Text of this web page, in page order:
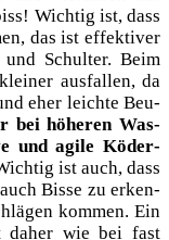
Wich­tig ist, dass
das ist effek­ti­ver
Schul­ter. Beim
aus­fal­len, da
eher leich­te Beu­
bei höhe­ren Was­
und agi­le Köder­
ist auch, dass
Bis­se zu erken­
kom­men. Ein
daher wie bei fast